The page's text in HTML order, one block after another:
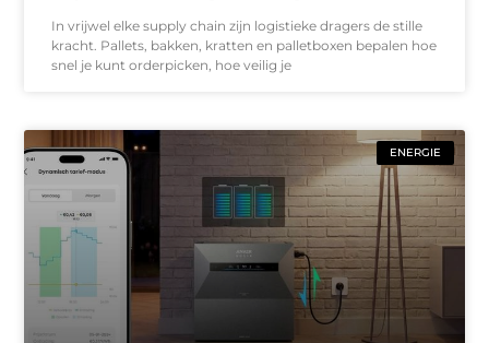
In vrijwel elke supply chain zijn logistieke dragers de stille
kracht. Pallets, bakken, kratten en palletboxen bepalen hoe
snel je kunt orderpicken, hoe veilig je
ENERGIE